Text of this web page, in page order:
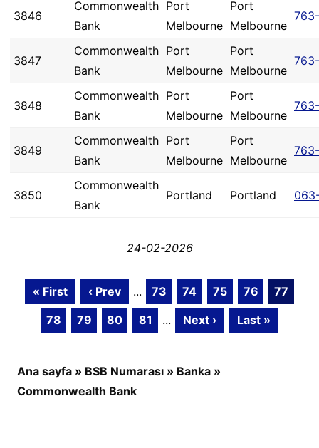
3846
Commonwealth
Bank
Port
Melbourne
Port
Melbourne
3847
Commonwealth
Bank
Port
Melbourne
Port
Melbourne
3848
Commonwealth
Bank
Port
Melbourne
Port
Melbourne
3849
Commonwealth
Bank
Port
Melbourne
Port
Melbourne
3850
Commonwealth
Bank
Portland Portland
24-02-2026
« First ‹ Prev ... 73 74 75 76
77
78
79 80 81 ... Next › Last »
Ana sayfa » BSB Numarası » Banka »
Commonwealth Bank